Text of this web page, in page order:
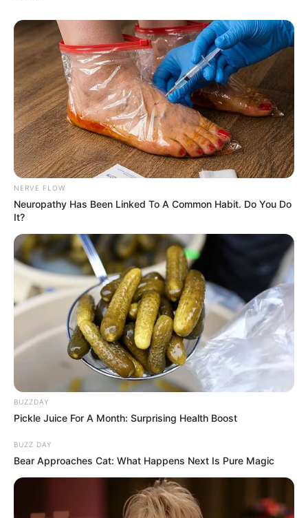
NERVE FLOW
Neuropathy Has Been Linked To A Common Habit. Do You Do
It?
BUZZDAY
Pickle Juice For A Month: Surprising Health Boost
BUZZ DAY
Bear Approaches Cat: What Happens Next Is Pure Magic